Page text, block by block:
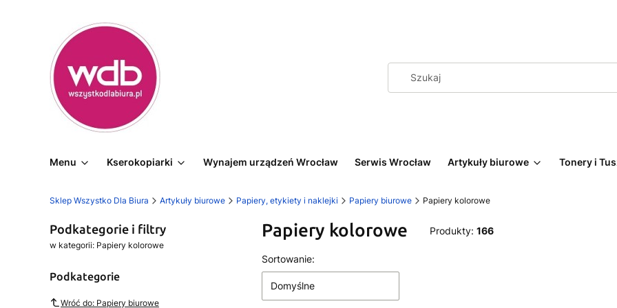
Menu Kserokopiarki Wynajem urządzeń Wrocław Serwis Wrocław Artykuły biurowe Tonery i
Sklep Wszystko Dla Biura Artykuły biurowe Papiery, etykiety i naklejki Papiery biurowe Papiery kolorowe
Podkategorie i filtry
w kategorii: Papiery kolorowe
Podkategorie
Wróć do: Papiery biurowe
Papiery kolorowe Produkty: 166
Lista produktów
Sortowanie:
Domyślne